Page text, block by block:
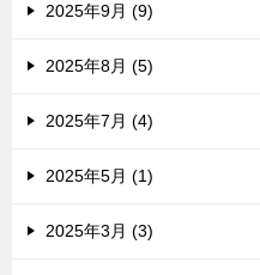
2025年9月 (9)
2025年8月 (5)
2025年7月 (4)
2025年5月 (1)
2025年3月 (3)